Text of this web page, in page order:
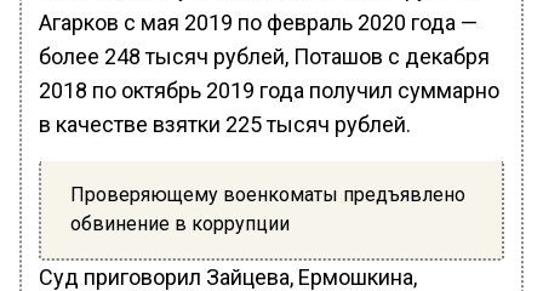
Агарков с мая 2019 по февраль 2020 года —
более 248 тысяч рублей, Поташов с декабря
2018 по октябрь 2019 года получил суммарно
в качестве взятки 225 тысяч рублей.
Проверяющему военкоматы предъявлено
обвинение в коррупции
Суд приговорил Зайцева, Ермошкина,